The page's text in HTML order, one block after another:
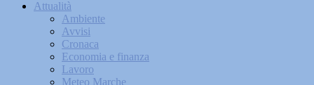
Attualità
Ambiente
Avvisi
Cronaca
Economia e finanza
Lavoro
Meteo Marche